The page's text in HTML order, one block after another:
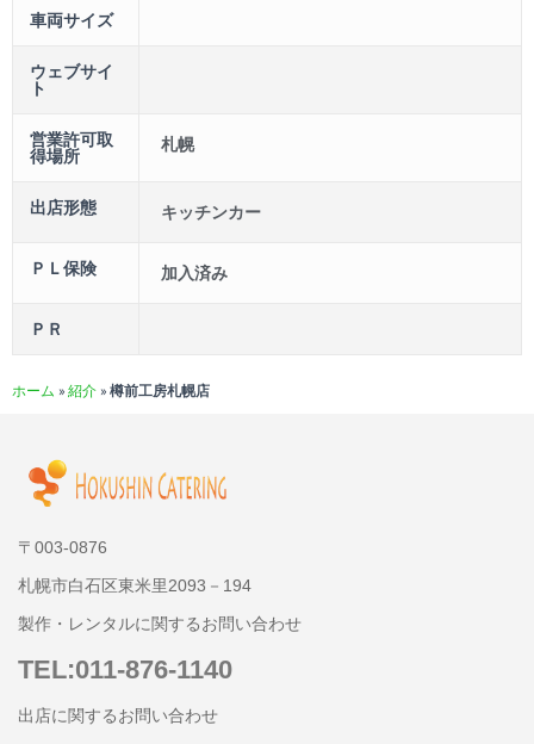
車両サイズ
ウェブサイ
ト
営業許可取
得場所
札幌
出店形態 キッチンカー
ＰＬ保険 加入済み
ＰＲ
ホーム » 紹介 » 樽前工房札幌店
〒003-0876
札幌市白石区東米里2093－194
製作・レンタルに関するお問い合わせ
TEL:011-876-1140
出店に関するお問い合わせ